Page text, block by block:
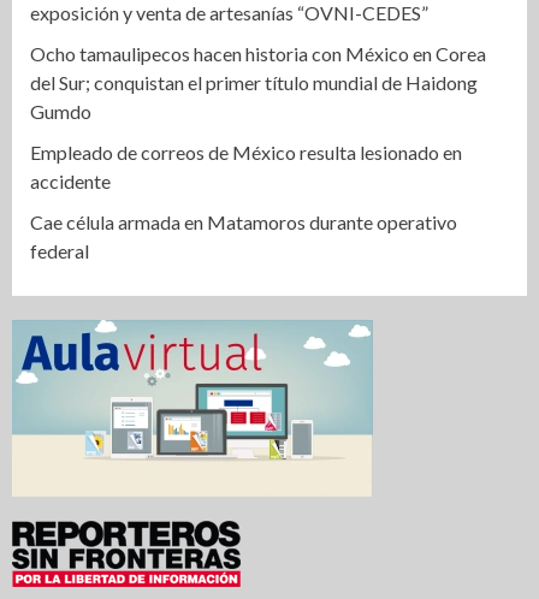
exposición y venta de artesanías “OVNI-CEDES”
Ocho tamaulipecos hacen historia con México en Corea
del Sur; conquistan el primer título mundial de Haidong
Gumdo
Empleado de correos de México resulta lesionado en
accidente
Cae célula armada en Matamoros durante operativo
federal